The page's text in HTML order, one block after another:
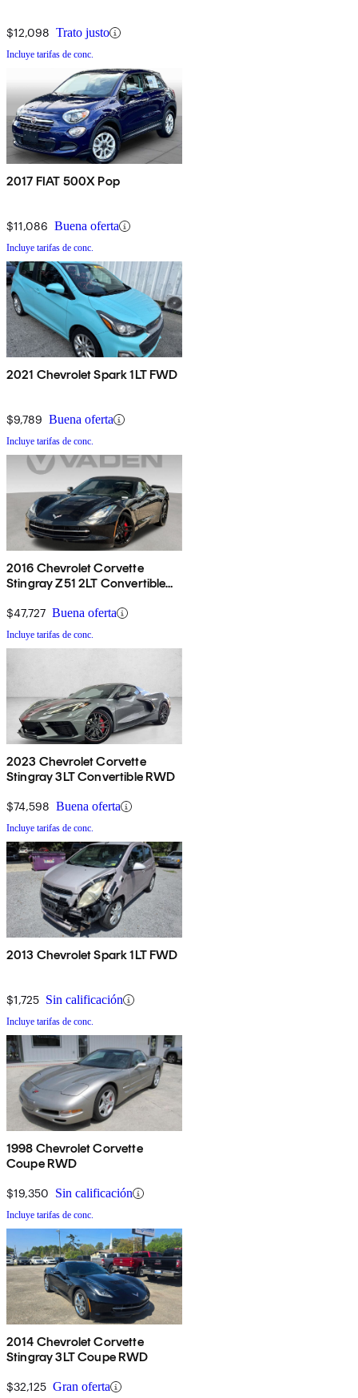
$12,098 Trato justo
Incluye tarifas de conc.
2017 FIAT 500X Pop
$11,086 Buena oferta
Incluye tarifas de conc.
2021 Chevrolet Spark 1LT FWD
$9,789 Buena oferta
Incluye tarifas de conc.
2016 Chevrolet Corvette
Stingray Z51 2LT Convertible
$47,727 Buena oferta
Incluye tarifas de conc.
2023 Chevrolet Corvette
Stingray 3LT Convertible RWD
$74,598 Buena oferta
Incluye tarifas de conc.
2013 Chevrolet Spark 1LT FWD
$1,725 Sin calificación
Incluye tarifas de conc.
1998 Chevrolet Corvette
Coupe RWD
$19,350 Sin calificación
Incluye tarifas de conc.
2014 Chevrolet Corvette
Stingray 3LT Coupe RWD
$32,125 Gran oferta